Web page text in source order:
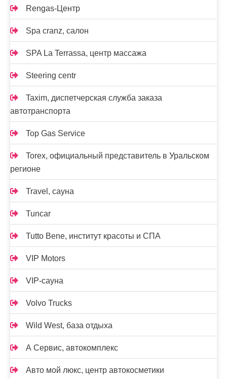
Rengas-Центр
Spa cranz, салон
SPA La Terrassa, центр массажа
Steering centr
Taxim, диспетчерская служба заказа
автотранспорта
Top Gas Service
Torex, официальный представитель в Уральском
регионе
Travel, сауна
Tuncar
Tutto Bene, институт красоты и СПА
VIP Motors
VIP-сауна
Volvo Trucks
Wild West, база отдыха
А Сервис, автокомплекс
Авто мой люкс, центр автокосметики